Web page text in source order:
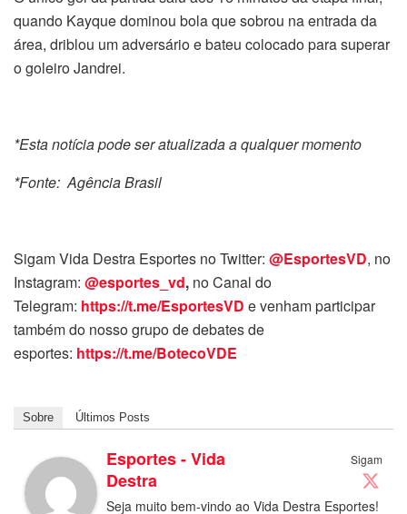
quando Kayque dominou bola que sobrou na entrada da
área, driblou um adversário e bateu colocado para superar
o goleiro Jandrei.
*Esta notícia pode ser atualizada a qualquer momento
*Fonte: Agência Brasil
Sigam Vida Destra Esportes no Twitter: @EsportesVD, no
Instagram: @esportes_vd, no Canal do
Telegram: https://t.me/EsportesVD e venham participar
também do nosso grupo de debates de
esportes: https://t.me/BotecoVDE
Sobre Últimos Posts
Sigam
Esportes - Vida
Destra
Seja muito bem-vindo ao Vida Destra Esportes!